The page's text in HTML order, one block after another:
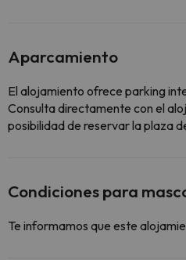
Aparcamiento
El alojamiento ofrece parking
Consulta directamente con el
posibilidad de reservar la plaza
Condiciones para
Te informamos que este